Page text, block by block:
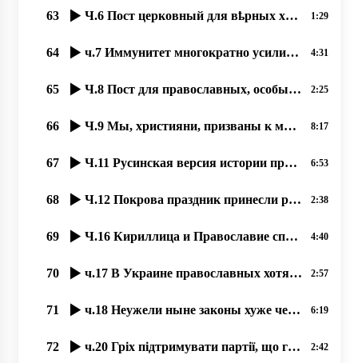
63 Ч.6 Пост церковный для вҍрных християн великое благо – и для души, и для тҍла, 24.09.2020, 1:29
64 ч.7 Иммунитет многократно усиливается при духовном образе жизни, 25.09.2020 прот. Димитрий Сидор 4:31
65 Ч.8 Пост для православных, особый подвиг, якый став любимым нашым людям. 26.09.2020, 2:25
66 Ч.9 Мы, християни, призваны к миру. 27.09.2020 прот. Димитрий Сидор 8:17
67 Ч.11 Русинская версия истории праздника “Покровы“, 02,10,2020, прот. Димитрий Сидор 6:53
68 Ч.12 Покрова праздник принесли русинам Кирилл и Мефодий. 03.10.2020, прот. Димитрий Сидор 2:38
69 Ч.16 Кириллица и Православие спасало РУСИНОВ от ассимиляции, 08.10.2020, прот. Димитрий Сидор 4:40
70 ч.17 В Украине православных хотят вогнать в резервацию бесправия, 09.10.2020, прот. Димитрий Сидор 2:57
71 ч.18 Неужели ныне законы хуже чем при большевиках؟ 11.10.2020, прот. Димитрий Сидор 6:19
72 ч.20 Гріх підтримувати партії, що готові ліквідувати УПЦ 13.10.2020, прот. Димитрий Сидор 2:42